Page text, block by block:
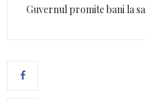
Guvernul promite bani la